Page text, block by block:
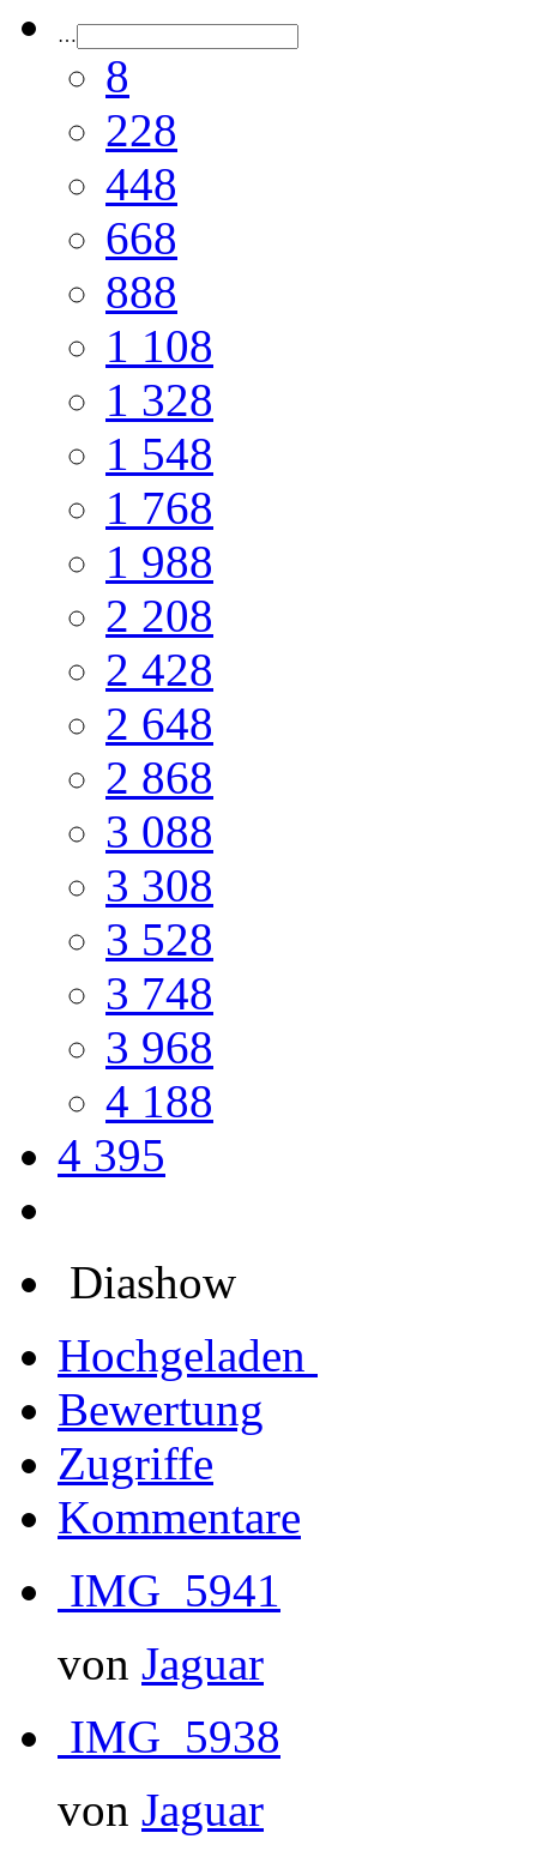
…
8
228
448
668
888
1 108
1 328
1 548
1 768
1 988
2 208
2 428
2 648
2 868
3 088
3 308
3 528
3 748
3 968
4 188
4 395
Diashow
Hochgeladen
Bewertung
Zugriffe
Kommentare
IMG_5941
von Jaguar
IMG_5938
von Jaguar